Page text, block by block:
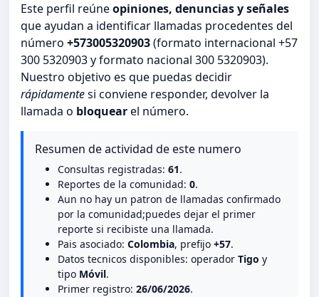
Este perfil reúneopiniones, denuncias y señales
que ayudan a identificar llamadas procedentes del
número +573005320903(formato internacional +57
300 5320903 y formato nacional 300 5320903).
Nuestro objetivo es que puedas decidir
rápidamentesi conviene responder, devolver la
llamada o bloquearel número.
Resumen de actividad de este numero
Consultas registradas: 61.
Reportes de la comunidad: 0.
Aun no hay un patron de llamadas confirmado
por la comunidad;puedes dejar el primer
reporte si recibiste una llamada.
Pais asociado: Colombia, prefijo +57.
Datos tecnicos disponibles: operador Tigo y
tipo Móvil.
Primer registro: 26/06/2026.